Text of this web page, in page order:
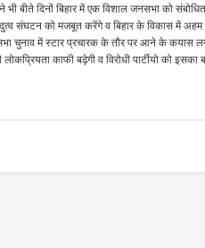
भी बीते दिनों बिहार में एक विशाल जनसभा को
संघटन को मजबूत करेंगे व बिहार के विकास में अहम
चुनाव में स्टार प्रचारक के तौर पर आने के कयास
काफी बढ़ेगी व विरोधी पार्टीयो को